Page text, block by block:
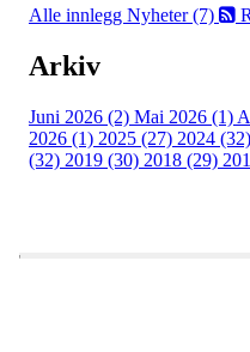
Alle innlegg Nyheter (7)
Arkiv
Juni 2026 (2) Mai 2026 (1)
2026 (1) 2025 (27) 2024 (32)
(32) 2019 (30) 2018 (29)